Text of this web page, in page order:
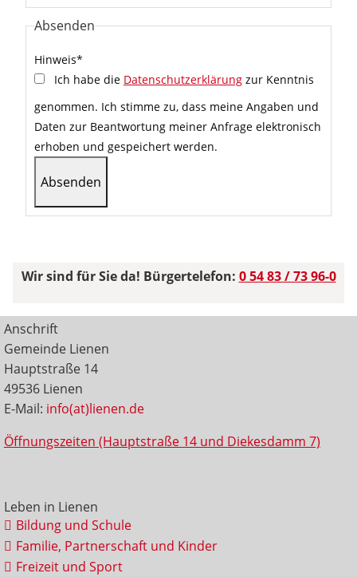
Absenden
Hinweis*
Ich habe die Datenschutzerklärung zur Kenntnis
genommen. Ich stimme zu, dass meine Angaben und
Daten zur Beantwortung meiner Anfrage elektronisch
erhoben und gespeichert werden.
Wir sind für Sie da! Bürgertelefon: 0 54 83 / 73 96-0
Anschrift
Gemeinde Lienen
Hauptstraße 14
49536 Lienen
E-Mail: info(at)lienen.de
Öffnungszeiten (Hauptstraße 14 und Diekesdamm 7)
Leben in Lienen
Bildung und Schule
Familie, Partnerschaft und Kinder
Freizeit und Sport